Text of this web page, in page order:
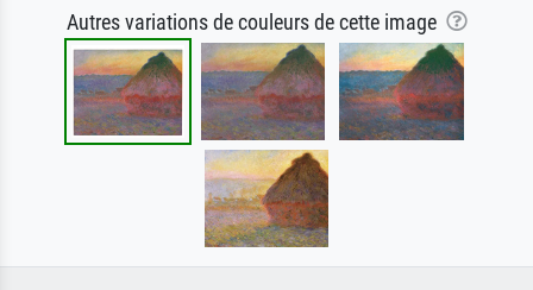
Autres variations de couleurs de cette image